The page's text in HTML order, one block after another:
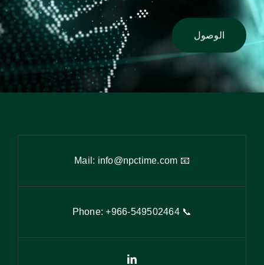
الوصول
📧 Mail:
info@npctime.com
📞 Phone: +966-54
9502464